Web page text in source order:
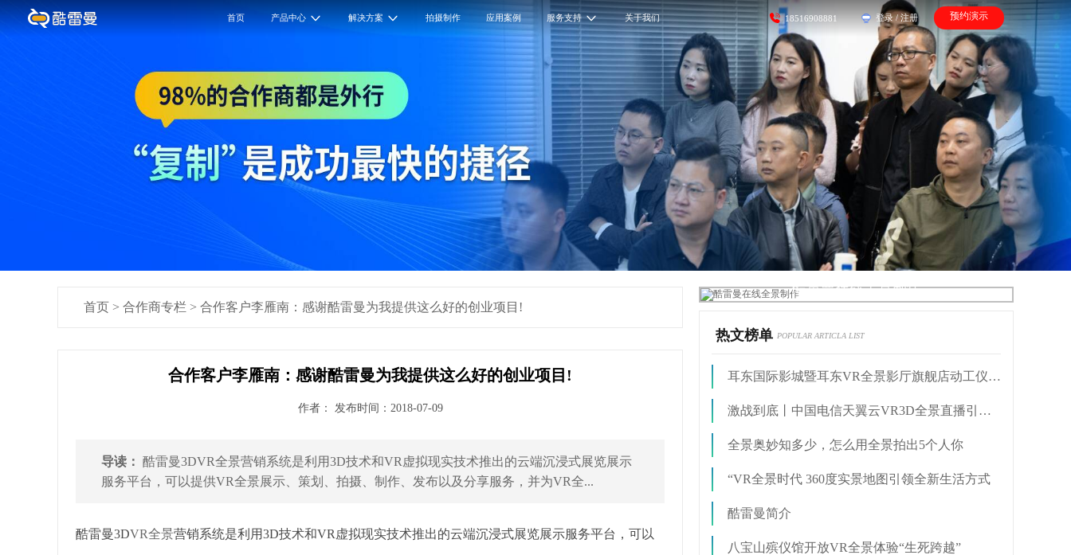
首页 产品中心 解决方案 拍摄制作 应用案例 服务支持 关于我们 18516908881 登录 / 注册 预约演示
首页 > 合作商专栏 > 合作客户李雁南：感谢酷雷曼为我提供这么好的创业项目!
合作客户李雁南：感谢酷雷曼为我提供这么好的创业项目!
作者： 发布时间：2018-07-09
导读： 酷雷曼3DVR全景营销系统是利用3D技术和VR虚拟现实技术推出的云端沉浸式展览展示
服务平台，可以提供VR全景展示、策划、拍摄、制作、发布以及分享服务，并为VR全...
酷雷曼3DVR全景营销系统是利用3D技术和VR虚拟现实技术推出的云端沉浸式展览展示服务平台，可以
酷雷曼在线全景制作
热文榜单 POPULAR ARTICLA LIST
耳东国际影城暨耳东VR全景影厅旗舰店动工仪式盛大举行
激战到底丨中国电信天翼云VR3D全景直播引燃拳击热火
全景奥妙知多少，怎么用全景拍出5个人你
“VR全景时代 360度实景地图引领全新生活方式
酷雷曼简介
八宝山殡仪馆开放VR全景体验“生死跨越”